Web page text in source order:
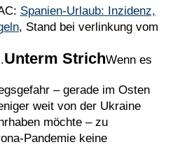
Spanien-Urlaub: Inzidenz,
, Stand bei verlinkung vom
Unterm StrichWenn es
– gerade im Osten
weit von der Ukraine
möchte – zu
Pandemie keine